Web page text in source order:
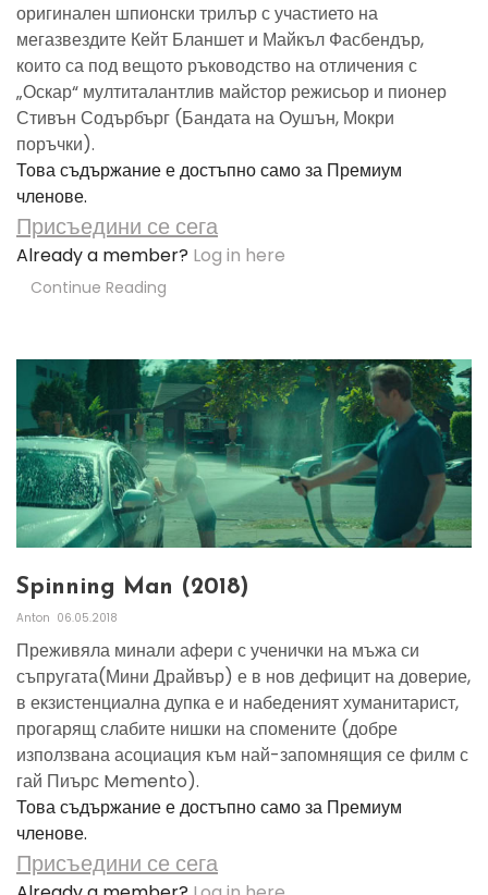
оригинален шпионски трилър с участието на
мегазвездите Кейт Бланшет и Майкъл Фасбендър,
които са под вещото ръководство на отличения с
„Оскар“ мултиталантлив майстор режисьор и пионер
Стивън Содърбърг (Бандата на Оушън, Мокри
поръчки).
Това съдържание е достъпно само за Премиум
членове.
Присъедини се сега
Already a member? Log in here
Continue Reading
Spinning Man (2018)
Anton 06.05.2018
Преживяла минали афери с ученички на мъжа си
съпругата(Мини Драйвър) е в нов дефицит на доверие,
в екзистенциална дупка е и набеденият хуманитарист,
прогарящ слабите нишки на спомените (добре
използвана асоциация към най-запомнящия се филм с
гай Пиърс Memento).
Това съдържание е достъпно само за Премиум
членове.
Присъедини се сега